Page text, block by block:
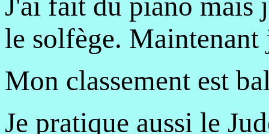
le solfège.
Mon classement est
Je pratique aussi le